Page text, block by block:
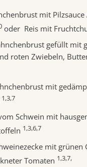
mit Pilzsauce
oder Reis mit
gefüllt mit
roten Zwiebeln,
mit
1,3,7
Schwein mit
1,3,6,7
mit grünen
Tomaten 1,3,7,